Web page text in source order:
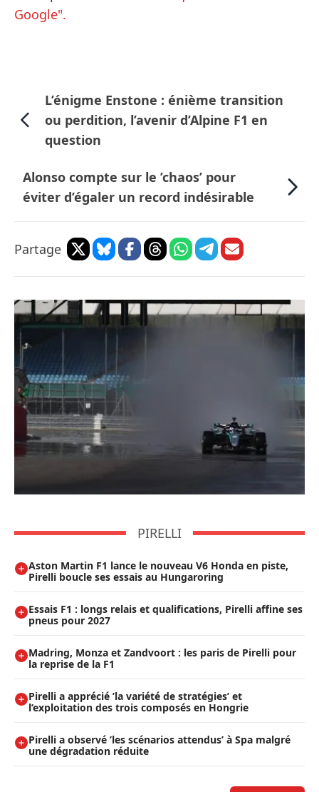
Google".
L’énigme Enstone : énième transition
ou perdition, l’avenir d’Alpine F1 en
question
Alonso compte sur le ’chaos’ pour
éviter d’égaler un record indésirable
Partage
PIRELLI
Aston Martin F1 lance le nouveau V6 Honda en piste,
Pirelli boucle ses essais au Hungaroring
Essais F1 : longs relais et qualifications, Pirelli affine ses
pneus pour 2027
Madring, Monza et Zandvoort : les paris de Pirelli pour
la reprise de la F1
Pirelli a apprécié ’la variété de stratégies’ et
l’exploitation des trois composés en Hongrie
Pirelli a observé ’les scénarios attendus’ à Spa malgré
une dégradation réduite